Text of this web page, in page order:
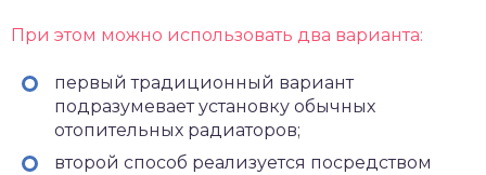
При этом можно использовать два варианта:
первый традиционный вариант
подразумевает установку обычных
отопительных радиаторов;
второй способ реализуется посредством